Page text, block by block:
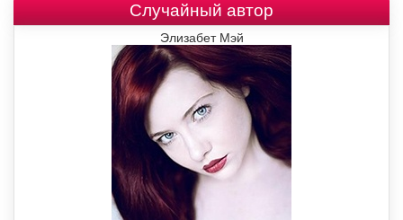
Случайный автор
Элизабет Мэй